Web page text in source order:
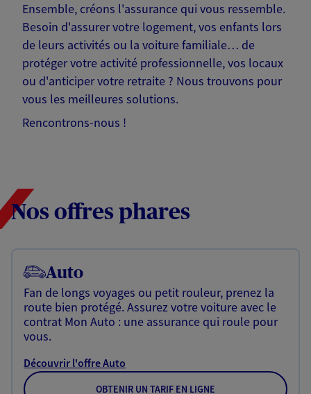
Ensemble, créons l'assurance qui vous ressemble.
Besoin d'assurer votre logement, vos enfants lors
de leurs activités ou la voiture familiale… de
protéger votre activité professionnelle, vos locaux
ou d'anticiper votre retraite ? Nous trouvons pour
vous les meilleures solutions.
Rencontrons-nous !
Nos offres phares
Auto
Fan de longs voyages ou petit rouleur, prenez la
route bien protégé. Assurez votre voiture avec le
contrat Mon Auto : une assurance qui roule pour
vous.
Découvrir l'offre Auto
OBTENIR UN TARIF EN LIGNE